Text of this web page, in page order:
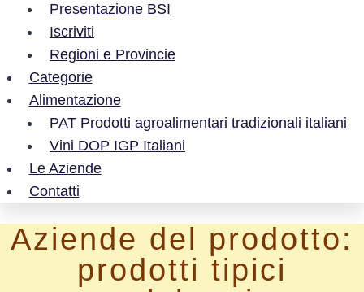
Presentazione BSI
Iscriviti
Regioni e Provincie
Categorie
Alimentazione
PAT Prodotti agroalimentari tradizionali italiani
Vini DOP IGP Italiani
Le Aziende
Contatti
Aziende del prodotto:
prodotti tipici